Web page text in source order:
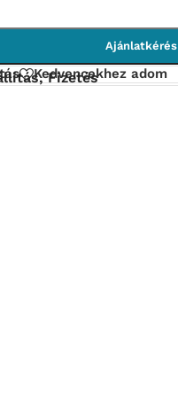
Ajánlatkérés
Kedvencekhez adom
Fizetés